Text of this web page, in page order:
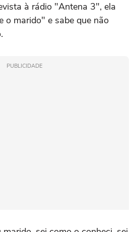
à rádio "Antena 3", ela
o marido" e sabe que não
PUBLICIDADE